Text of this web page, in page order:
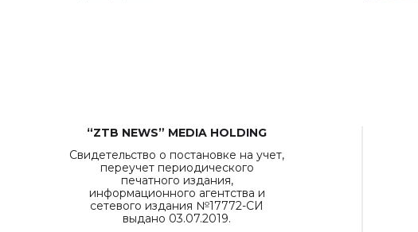
“ZTB NEWS” MEDIA HOLDING
Свидетельство о постановке на учет,
переучет периодического
печатного издания,
информационного агентства и
сетевого издания №17772-СИ
выдано 03.07.2019.